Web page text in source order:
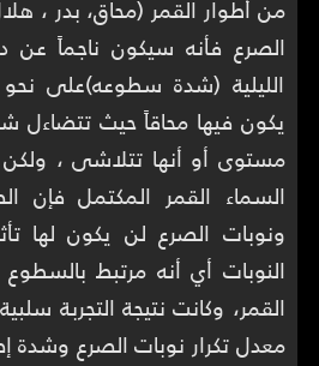
من أطوار القمر (محاق، بدر ،
الصرع فأنه سيكون ناجماً عن
الليلية (شدة سطوعه)على نحو
يكون فيها محاقاً حيث تتضاءل
مستوى أو أنها تتلاشى ،
السماء القمر المكتمل فإن
ونوبات الصرع لن يكون لها
النوبات أي أنه مرتبط
القمر، وكانت نتيجة التجربة
معدل تكرار نوبات الصرع وشدة